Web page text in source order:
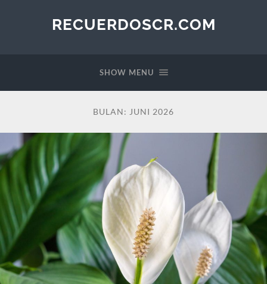
RECUERDOSCR.COM
SHOW MENU
BULAN: JUNI 2026